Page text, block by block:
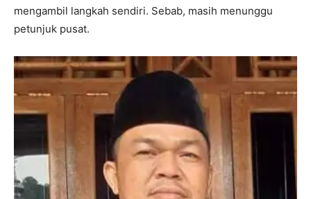
mengambil langkah sendiri. Sebab, masih menunggu
petunjuk pusat.